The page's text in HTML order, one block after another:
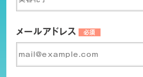
メールアドレス 必須